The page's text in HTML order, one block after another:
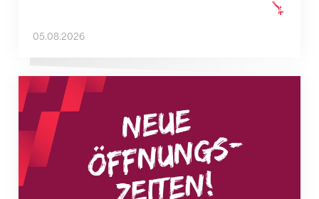
05.08.2026
Neue Empfangszeiten ab 1. August 2026